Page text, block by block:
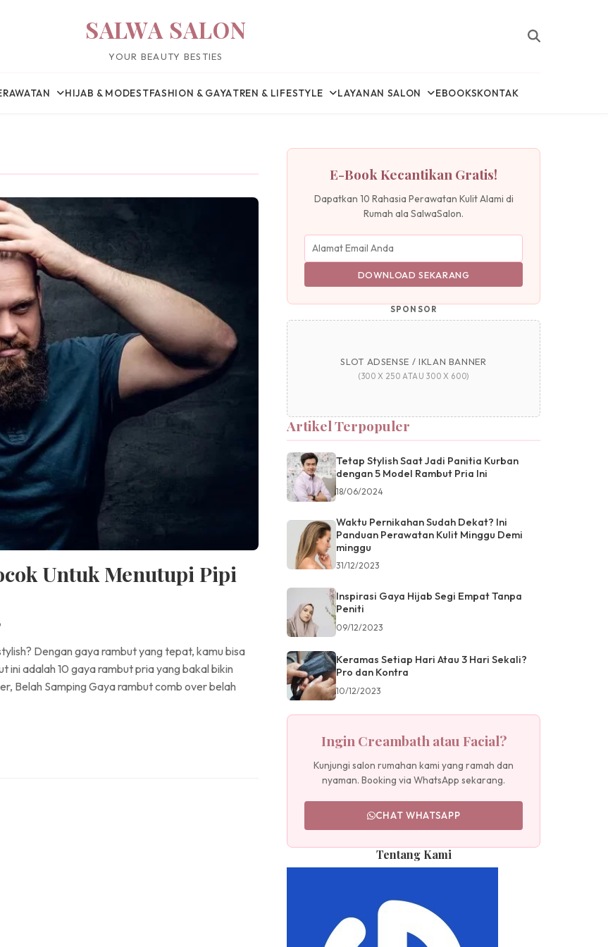
SALWA SALON
YOUR BEAUTY BESTIES
HIJAB & MODESTFASHION & GAYATREN & LIFESTYLE LAYANAN SALON EBOOKSKONTAK
Untuk Menutupi Pipi
Dengan gaya rambut yang tepat, kamu bisa
ini adalah 10 gaya rambut pria yang bakal bikin
Belah Samping Gaya rambut comb over belah
E-Book Kecantikan Gratis!
Dapatkan 10 Rahasia Perawatan Kulit Alami di
Rumah ala SalwaSalon.
DOWNLOAD SEKARANG
SPONSOR
SLOT ADSENSE / IKLAN BANNER
(300 X 250 ATAU 300 X 600)
Artikel Terpopuler
Tetap Stylish Saat Jadi Panitia Kurban
dengan 5 Model Rambut Pria Ini
18/06/2024
Waktu Pernikahan Sudah Dekat? Ini
Panduan Perawatan Kulit Minggu Demi
minggu
31/12/2023
Inspirasi Gaya Hijab Segi Empat Tanpa
Peniti
09/12/2023
Keramas Setiap Hari Atau 3 Hari Sekali?
Pro dan Kontra
10/12/2023
Ingin Creambath atau Facial?
Kunjungi salon rumahan kami yang ramah dan
nyaman. Booking via WhatsApp sekarang.
CHAT WHATSAPP
Tentang Kami